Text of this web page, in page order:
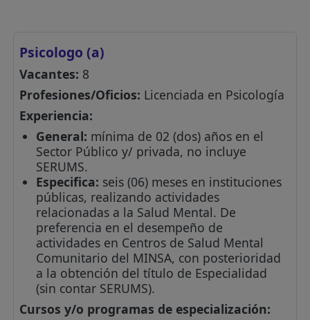
Psicologo (a)
Vacantes: 8
Profesiones/Oficios: Licenciada en Psicología
Experiencia:
General: mínima de 02 (dos) años en el
Sector Público y/ privada, no incluye
SERUMS.
Especifica: seis (06) meses en instituciones
públicas, realizando actividades
relacionadas a la Salud Mental. De
preferencia en el desempeño de
actividades en Centros de Salud Mental
Comunitario del MINSA, con posterioridad
a la obtención del título de Especialidad
(sin contar SERUMS).
Cursos y/o programas de especialización: